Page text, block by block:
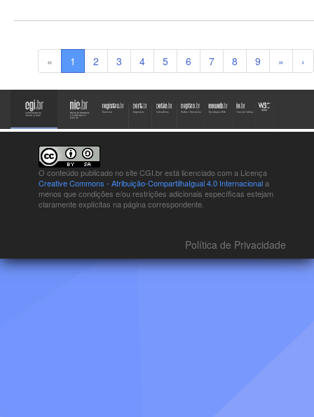
« 1 2 3 4 5 6 7 8 9 » ›
O conteúdo publicado no site CGI.br está licenciado com a Licença
Creative Commons - Atribuição-CompartilhaIgual 4.0 Internacionala
menos que condições e/ou restrições adicionais específicas estejam
claramente explícitas na página correspondente.
Política de Privacidade